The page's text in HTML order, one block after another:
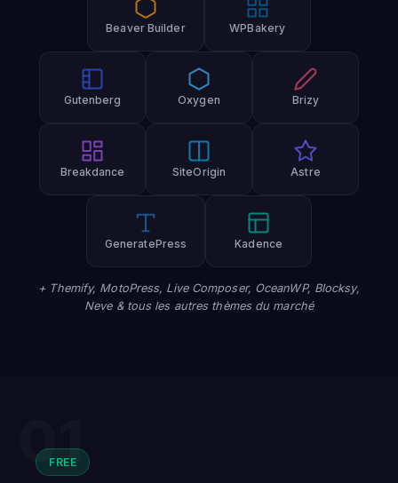
Beaver Builder WPBakery
Gutenberg Oxygen Brizy
Breakdance SiteOrigin Astre
GeneratePress Kadence
+ Themify, MotoPress, Live Composer, OceanWP, Blocksy,
Neve & tous les autres thèmes du marché
01
FREE